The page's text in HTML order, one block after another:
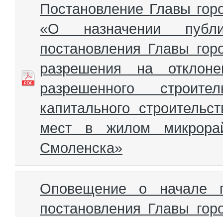
Постановление Главы
«О назначении
постановления Главы
разрешения на
разрешенного
капитального
мест в жилом
Смоленска»
Оповещение о начале
постановления Главы